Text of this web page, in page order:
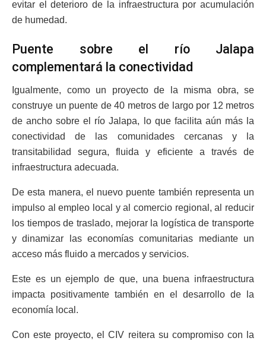
evitar el deterioro de la infraestructura por acumulación
de humedad.
Puente sobre el río Jalapa
complementará la conectividad
Igualmente, como un proyecto de la misma obra, se
construye un puente de 40 metros de largo por 12 metros
de ancho sobre el río Jalapa, lo que facilita aún más la
conectividad de las comunidades cercanas y la
transitabilidad segura, fluida y eficiente a través de
infraestructura adecuada.
De esta manera, el nuevo puente también representa un
impulso al empleo local y al comercio regional, al reducir
los tiempos de traslado, mejorar la logística de transporte
y dinamizar las economías comunitarias mediante un
acceso más fluido a mercados y servicios.
Este es un ejemplo de que, una buena infraestructura
impacta positivamente también en el desarrollo de la
economía local.
Con este proyecto, el CIV reitera su compromiso con la